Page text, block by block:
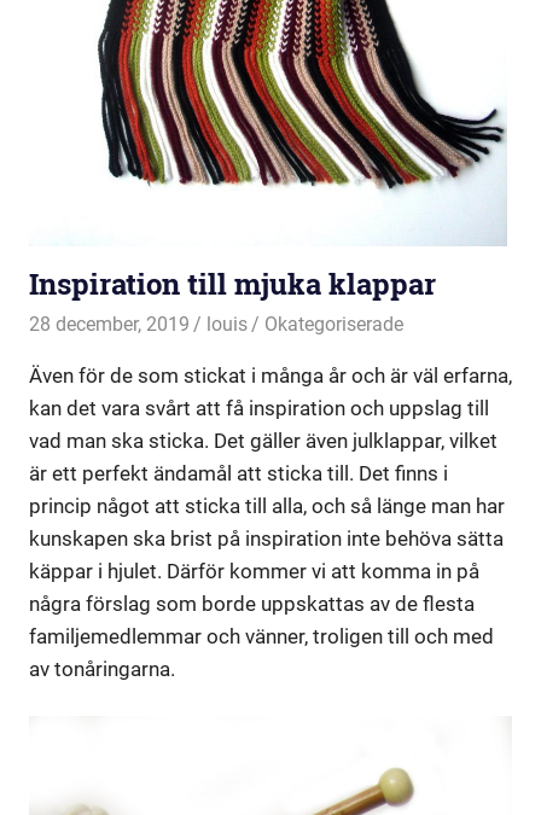
Inspiration till mjuka klappar
28 december, 2019 louis Okategoriserade
Även för de som stickat i många år och är väl erfarna,
kan det vara svårt att få inspiration och uppslag till
vad man ska sticka. Det gäller även julklappar, vilket
är ett perfekt ändamål att sticka till. Det finns i
princip något att sticka till alla, och så länge man har
kunskapen ska brist på inspiration inte behöva sätta
käppar i hjulet. Därför kommer vi att komma in på
några förslag som borde uppskattas av de flesta
familjemedlemmar och vänner, troligen till och med
av tonåringarna.